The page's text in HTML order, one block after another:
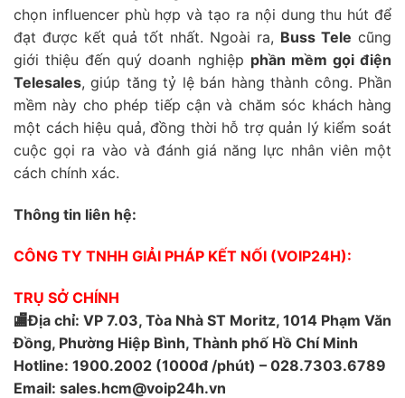
chọn influencer phù hợp và tạo ra nội dung thu hút để
đạt được kết quả tốt nhất. Ngoài ra, Buss Tele cũng
giới thiệu đến quý doanh nghiệp phần mềm gọi điện
Telesales, giúp tăng tỷ lệ bán hàng thành công. Phần
mềm này cho phép tiếp cận và chăm sóc khách hàng
một cách hiệu quả, đồng thời hỗ trợ quản lý kiểm soát
cuộc gọi ra vào và đánh giá năng lực nhân viên một
cách chính xác.
Thông tin liên hệ:
CÔNG TY TNHH GIẢI PHÁP KẾT NỐI (VOIP24H):
TRỤ SỞ CHÍNH
🏬Địa chỉ: VP 7.03, Tòa Nhà ST Moritz, 1014 Phạm Văn
Đồng, Phường Hiệp Bình, Thành phố Hồ Chí Minh
Hotline: 1900.2002 (1000đ /phút) – 028.7303.6789
Email: sales.hcm@voip24h.vn